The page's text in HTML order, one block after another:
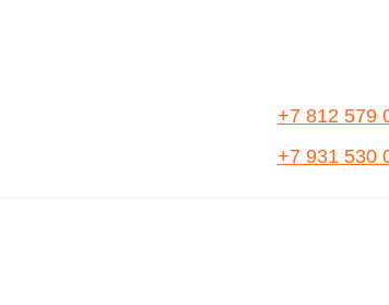
+7 812 579
+7 931 530